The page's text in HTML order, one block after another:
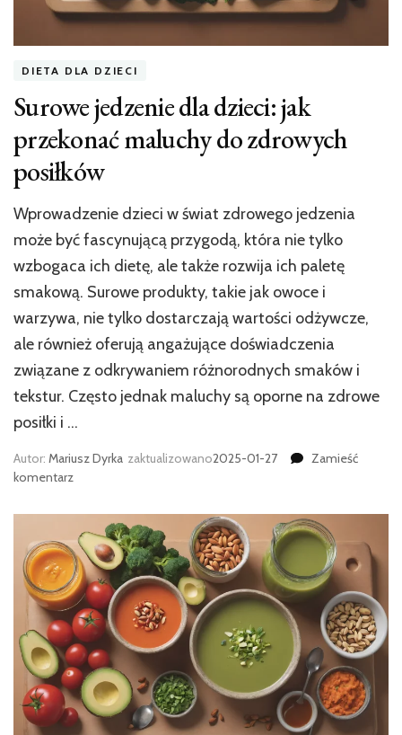
DIETA DLA DZIECI
Surowe jedzenie dla dzieci: jak
przekonać maluchy do zdrowych
posiłków
Wprowadzenie dzieci w świat zdrowego jedzenia
może być fascynującą przygodą, która nie tylko
wzbogaca ich dietę, ale także rozwija ich paletę
smakową. Surowe produkty, takie jak owoce i
warzywa, nie tylko dostarczają wartości odżywcze,
ale również oferują angażujące doświadczenia
związane z odkrywaniem różnorodnych smaków i
tekstur. Często jednak maluchy są oporne na zdrowe
posiłki i …
Autor: Mariusz Dyrka zaktualizowano2025-01-27
Zamieść
komentarzwe
Surowe
jedzenie
dla
dzieci:
jak
przekonać
maluchy
do
zdrowych
posiłków